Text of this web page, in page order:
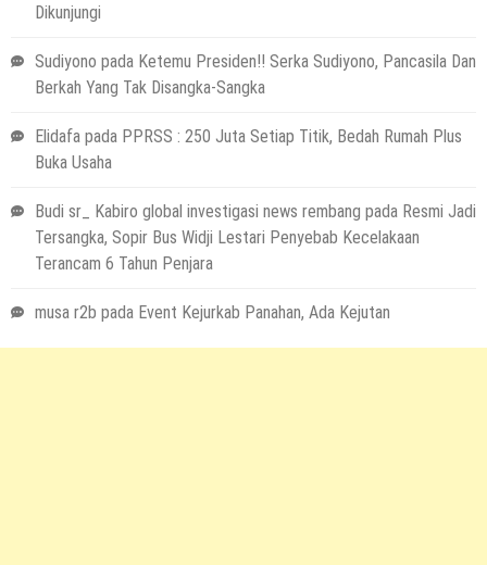
Dikunjungi
Sudiyono pada Ketemu Presiden!! Serka Sudiyono, Pancasila Dan
Berkah Yang Tak Disangka-Sangka
Elidafa pada PPRSS : 250 Juta Setiap Titik, Bedah Rumah Plus
Buka Usaha
Budi sr_ Kabiro global investigasi news rembang pada Resmi Jadi
Tersangka, Sopir Bus Widji Lestari Penyebab Kecelakaan
Terancam 6 Tahun Penjara
musa r2b pada Event Kejurkab Panahan, Ada Kejutan